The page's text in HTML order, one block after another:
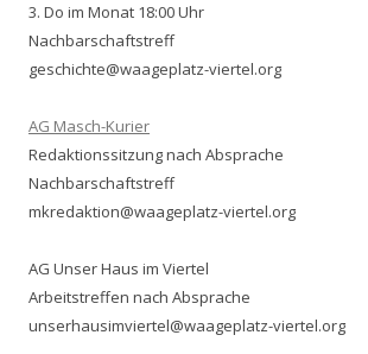
3. Do im Monat 18:00 Uhr
Nachbarschaftstreff
geschichte@waageplatz-viertel.org
AG Masch-Kurier
Redaktionssitzung nach Absprache
Nachbarschaftstreff
mkredaktion@waageplatz-viertel.org
AG Unser Haus im Viertel
Arbeitstreffen nach Absprache
unserhausimviertel@waageplatz-viertel.org